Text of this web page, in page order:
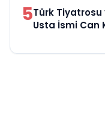
5Türk Tiyatrosu
Usta İsmi Can